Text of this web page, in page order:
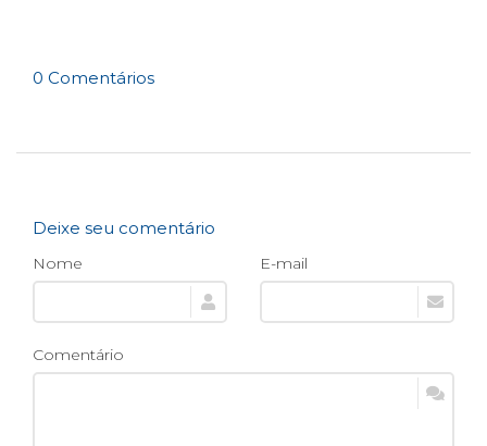
0 Comentários
Deixe seu comentário
Nome E-mail
Comentário